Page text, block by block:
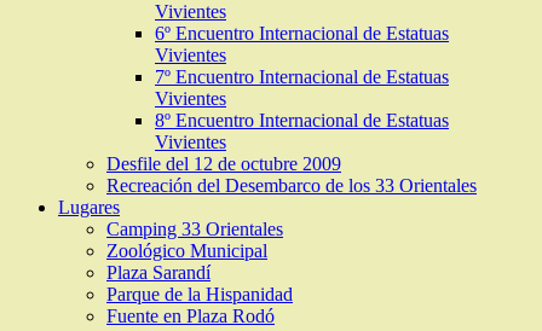
Vivientes
6º Encuentro Internacional de Estatuas
Vivientes
7º Encuentro Internacional de Estatuas
Vivientes
8º Encuentro Internacional de Estatuas
Vivientes
Desfile del 12 de octubre 2009
Recreación del Desembarco de los 33 Orientales
Lugares
Camping 33 Orientales
Zoológico Municipal
Plaza Sarandí
Parque de la Hispanidad
Fuente en Plaza Rodó